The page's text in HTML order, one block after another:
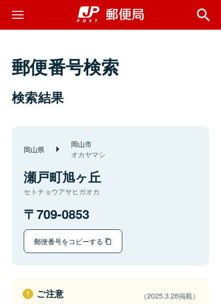
郵便番号検索
検索結果
岡山県 岡山市
オカヤマシ
瀬戸町旭ヶ丘
セトチョウアサヒガオカ
709-0853
郵便番号をコピーする
ご注意 （2025.3.28掲載）